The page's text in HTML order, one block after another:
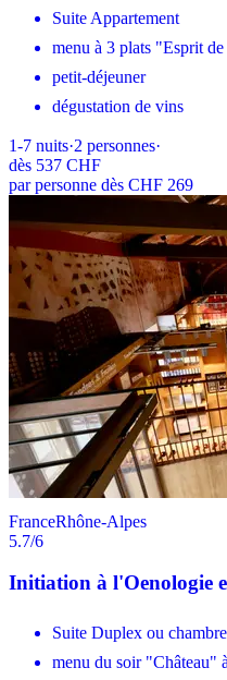
Suite Appartement
menu à 3 plats "Esprit
petit-déjeuner
dégustation de vins
1-7 nuits·2 personnes·
dès 537 CHF
par personne dès CHF 269
FranceRhône-Alpes
5.7/6
Initiation à l'Oenologie
Suite Duplex ou
menu du soir "Château"